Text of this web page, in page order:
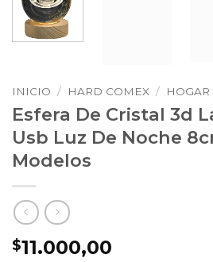
INICIO / HARD COMEX /
Esfera De Cristal 3d
Usb Luz De Noche
Modelos
$11.000,00